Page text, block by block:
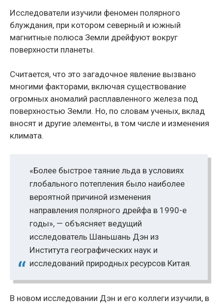
Исследователи изучили феномен полярного
блуждания, при котором северный и южный
магнитные полюса Земли дрейфуют вокруг
поверхности планеты.
Считается, что это загадочное явление вызвано
многими факторами, включая существование
огромных аномалий расплавленного железа под
поверхностью Земли. Но, по словам ученых, вклад
вносят и другие элементы, в том числе и изменения
климата.
«Более быстрое таяние льда в условиях
глобального потепления было наиболее
вероятной причиной изменения
направления полярного дрейфа в 1990-е
годы», — объясняет ведущий
исследователь Шаньшань Дэн из
Института географических наук и
исследований природных ресурсов Китая.
В новом исследовании Дэн и его коллеги изучили, в